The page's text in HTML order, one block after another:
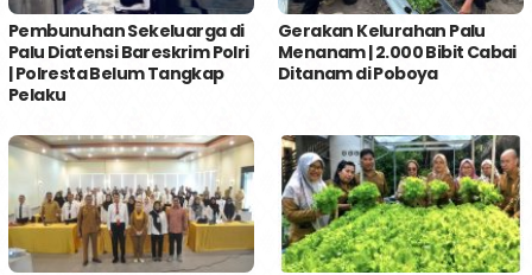
Pembunuhan Sekeluarga di
Palu Diatensi Bareskrim Polri
| Polresta Belum Tangkap
Pelaku
Gerakan Kelurahan Palu
Menanam | 2.000 Bibit Cabai
Ditanam di Poboya